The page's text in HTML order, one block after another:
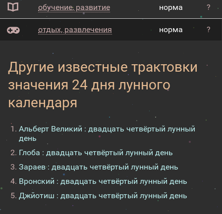
обучение, развитие норма ?
отдых, развлечения норма ?
Другие известные трактовки
значения 24 дня лунного
календаря
Альберт Великий : двадцать четвёртый лунный
день
Глоба : двадцать четвёртый лунный день
Зараев : двадцать четвёртый лунный день
Вронский : двадцать четвёртый лунный день
Джйотиш : двадцать четвёртый лунный день